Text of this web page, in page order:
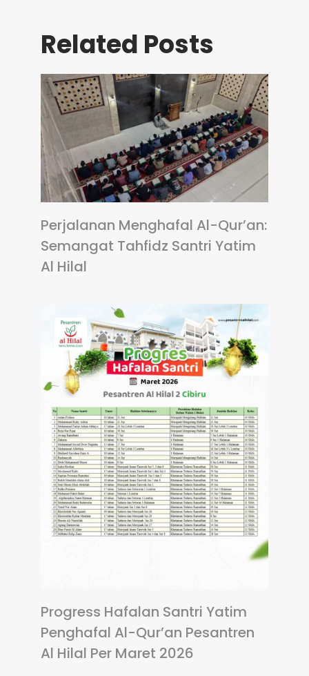
Related Posts
Perjalanan Menghafal Al-Qur’an:
Semangat Tahfidz Santri Yatim
Al Hilal
Progress Hafalan Santri Yatim
Penghafal Al-Qur’an Pesantren
Al Hilal Per Maret 2026